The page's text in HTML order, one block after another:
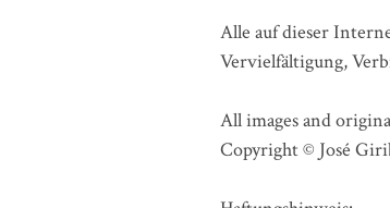
Alle auf dieser
Vervielfältigung,
All images and
Copyright © José